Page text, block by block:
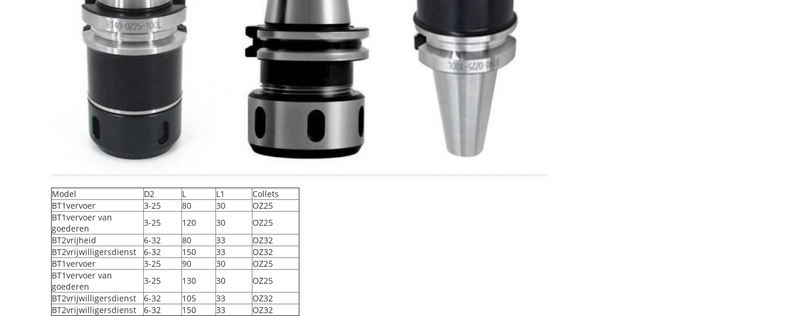
Model D2 L L1
Collets
BT1vervoer
3-25 80 30
OZ25
BT1vervoer van
goederen
3-25 120 30
OZ25
BT2vrijheid
6-32 80 33
OZ32
BT2vrijwilligersdienst
6-32 150 33
OZ32
BT1vervoer
3-25 90 30
OZ25
BT1vervoer van
goederen
3-25 130 30
OZ25
BT2vrijwilligersdienst
6-32 105 33
OZ32
BT2vrijwilligersdienst
6-32 150 33 OZ32